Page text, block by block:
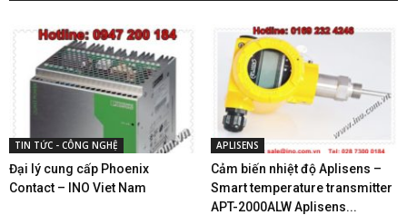
TIN TỨC - CÔNG NGHỆ
Đại lý cung cấp Phoenix
Contact – INO Viet Nam
APLISENS
Cảm biến nhiệt độ Aplisens –
Smart temperature transmitter
APT-2000ALW Aplisens...